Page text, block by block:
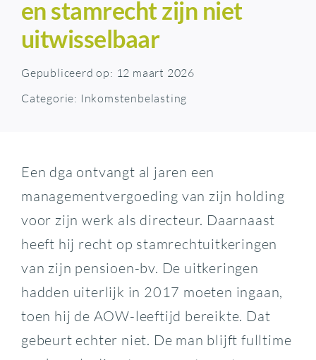
en stamrecht zijn niet
uitwisselbaar
Gepubliceerd op: 12 maart 2026
Categorie: Inkomstenbelasting
Een dga ontvangt al jaren een
managementvergoeding van zijn holding
voor zijn werk als directeur. Daarnaast
heeft hij recht op stamrechtuitkeringen
van zijn pensioen-bv. De uitkeringen
hadden uiterlijk in 2017 moeten ingaan,
toen hij de AOW-leeftijd bereikte. Dat
gebeurt echter niet. De man blijft fulltime